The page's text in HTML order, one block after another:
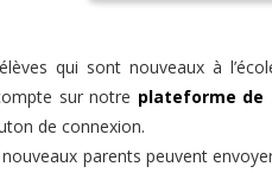
qui sont nouveaux à
sur notre plateforme de
de connexion.
parents peuvent